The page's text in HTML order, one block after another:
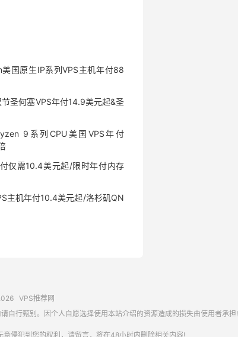
国原生IP系列VPS主机年付88
圣何塞VPS年付14.9美元起&圣
9系列CPU美国VPS年付
仅需10.4美元起/限时年付内存
主机年付10.4美元起/洛杉矶QN
VPS推荐网
自行甄别。因个人自愿选择使用本站介绍的资源造成的损失由使用者承担!
意侵犯到您的权利，请留言，将在48小时内删除相关内容!